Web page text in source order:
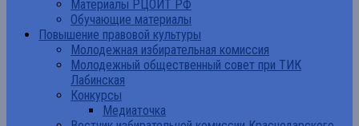
Материалы РЦОИТ РФ
Обучающие материалы
Повышение правовой культуры
Молодежная избирательная комиссия
Молодежный общественный совет при ТИК
Лабинская
Конкурсы
Медиаточка